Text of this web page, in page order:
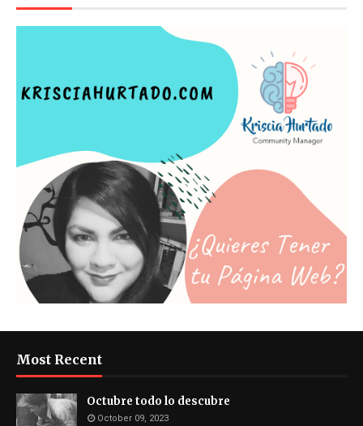
Most Recent
Octubre todo lo descubre
October 09, 2023